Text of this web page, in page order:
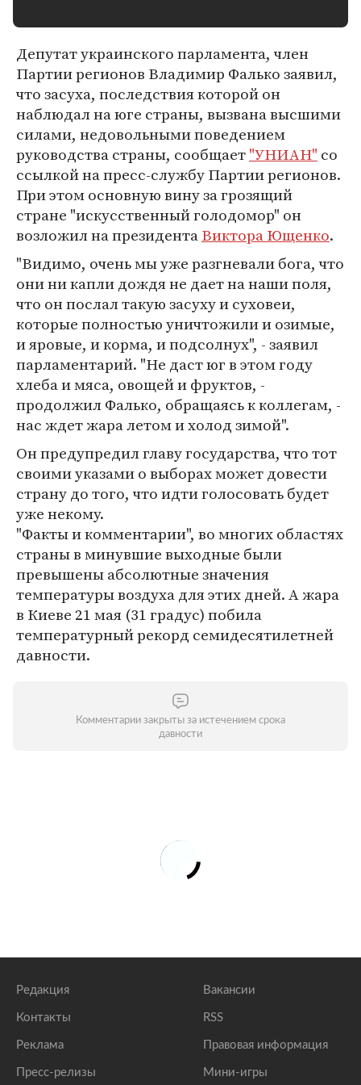
Депутат украинского парламента, член
Партии регионов Владимир Фалько заявил,
что засуха, последствия которой он
наблюдал на юге страны, вызвана высшими
силами, недовольными поведением
руководства страны, сообщает"УНИАН" со
ссылкой на пресс-службу Партии регионов.
При этом основную вину за грозящий
стране "искусственный голодомор" он
возложил на президентаВиктора Ющенко.
"Видимо, очень мы уже разгневали бога, что
они ни капли дождя не дает на наши поля,
что он послал такую засуху и суховеи,
которые полностью уничтожили и озимые,
и яровые, и корма, и подсолнух", - заявил
парламентарий. "Не даст юг в этом году
хлеба и мяса, овощей и фруктов, -
продолжил Фалько, обращаясь к коллегам, -
нас ждет жара летом и холод зимой".
Он предупредил главу государства, что тот
своими указами о выборах может довести
страну до того, что идти голосовать будет
уже некому.
"Факты и комментарии", во многих областях
страны в минувшие выходные были
превышены абсолютные значения
температуры воздуха для этих дней. А жара
в Киеве 21 мая (31 градус) побила
температурный рекорд семидесятилетней
давности.
Комментарии закрыты за истечением срока
давности
Редакция
Контакты
Реклама
Пресс-релизы
Вакансии
RSS
Правовая информация
Мини-игры